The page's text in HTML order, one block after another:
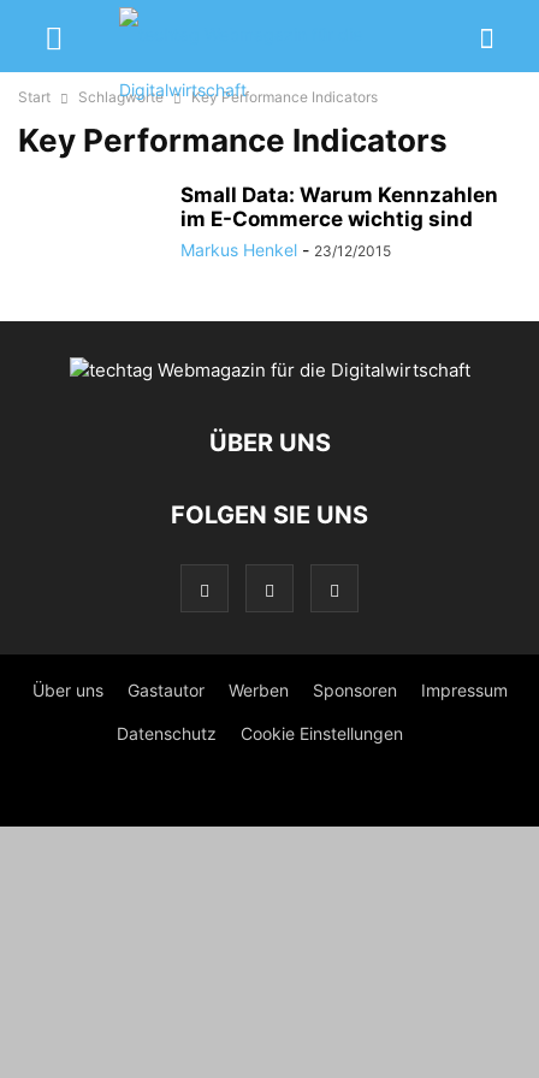
Start Schlagworte Key Performance Indicators
Key Performance Indicators
Small Data: Warum Kennzahlen
im E-Commerce wichtig sind
Markus Henkel - 23/12/2015
ÜBER UNS
FOLGEN SIE UNS
Über uns Gastautor Werben Sponsoren Impressum
Datenschutz Cookie Einstellungen